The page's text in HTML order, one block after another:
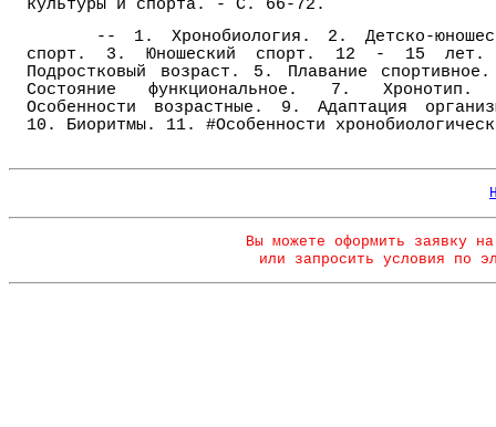
культуры и спорта. - С. 66-72.
-- 1. Хронобиология. 2. Детско-
спорт. 3. Юношеский спорт. 12 - 15
Подростковый возраст. 5. Плавание
Состояние функциональное. 7.
Особенности возрастные. 9. Адаптация
10. Биоритмы. 11. #Особенности
Вы можете оформить заявку
или запросить условия по